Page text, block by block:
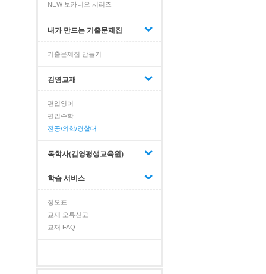
NEW 보카니오 시리즈
내가 만드는 기출문제집
기출문제집 만들기
김영교재
편입영어
편입수학
전공/의학/경찰대
독학사(김영평생교육원)
학습 서비스
정오표
교재 오류신고
교재 FAQ